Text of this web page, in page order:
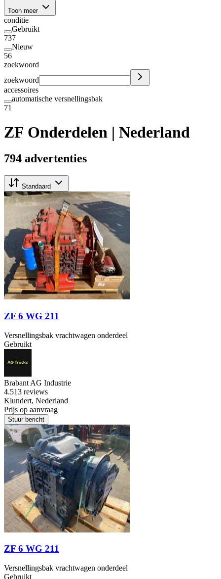
Toon meer
conditie
Gebruikt
737
Nieuw
56
zoekwoord
zoekwoord
accessoires
automatische versnellingsbak
71
ZF Onderdelen | Nederland
794 advertenties
Standaard
ZF 6 WG 211
Versnellingsbak vrachtwagen onderdeel
Gebruikt
Brabant AG Industrie
4.513 reviews
Klundert, Nederland
Prijs op aanvraag
Stuur bericht
ZF 6 WG 211
Versnellingsbak vrachtwagen onderdeel
Gebruikt